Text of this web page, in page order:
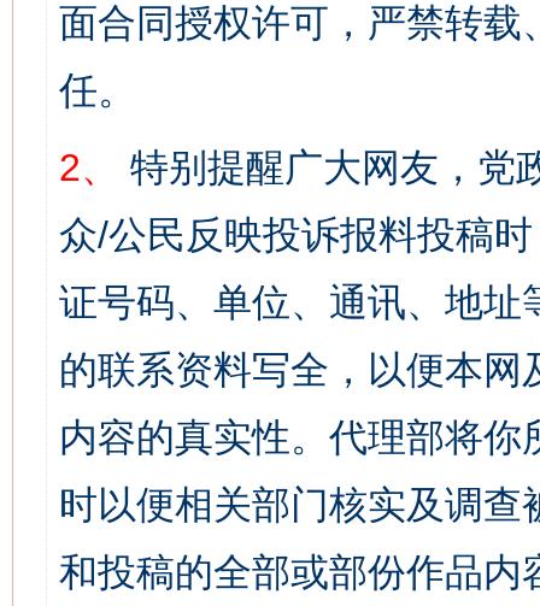
面合同授权许可，严禁转
任。
2、
特别提醒广大网友，党
众/公民反映投诉报料投稿
证号码、单位、通讯、地
的联系资料写全，以便本
内容的真实性。代理部将
时以便相关部门核实及调
和投稿的全部或部份作品